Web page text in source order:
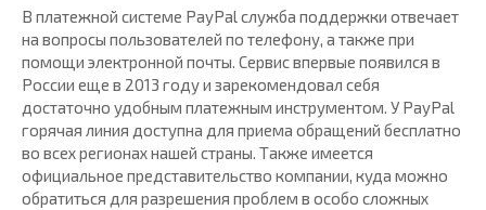
В платежной системе PayPal служба поддержки отвечает
на вопросы пользователей по телефону, а также при
помощи электронной почты. Сервис впервые появился в
России еще в 2013 году и зарекомендовал себя
достаточно удобным платежным инструментом. У PayPal
горячая линия доступна для приема обращений бесплатно
во всех регионах нашей страны. Также имеется
официальное представительство компании, куда можно
обратиться для разрешения проблем в особо сложных